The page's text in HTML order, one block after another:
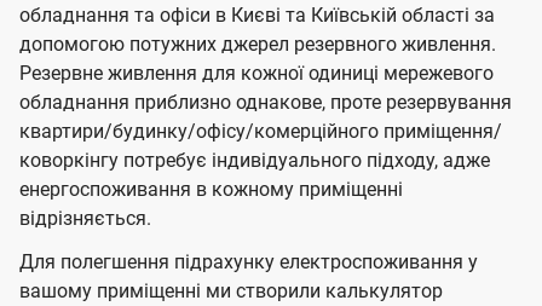
обладнання та офіси в Києві та Київській області за
допомогою потужних джерел резервного живлення.
Резервне живлення для кожної одиниці мережевого
обладнання приблизно однакове, проте резервування
квартири/будинку/офісу/комерційного приміщення/
коворкінгу потребує індивідуального підходу, адже
енергоспоживання в кожному приміщенні
відрізняється.
Для полегшення підрахунку електроспоживання у
вашому приміщенні ми створили калькулятор